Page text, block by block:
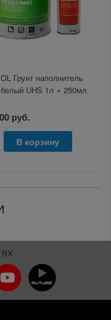
Грунт наполнитель
UHS 1л + 250мл
руб.
В корзину